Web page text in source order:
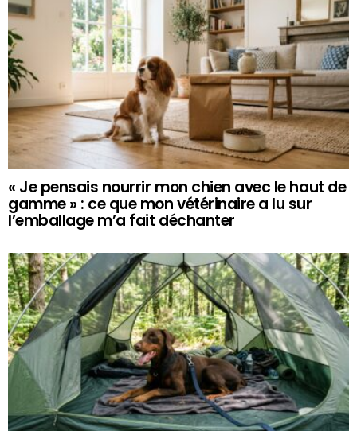
« Je pensais nourrir mon chien avec le haut de
gamme » : ce que mon vétérinaire a lu sur
l’emballage m’a fait déchanter